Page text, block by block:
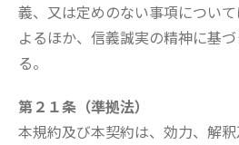
義、又は定めのない事項につい
よるほか、信義誠実の精神に基
る。
第２１条（準拠法）
本規約及び本契約は、効力、解